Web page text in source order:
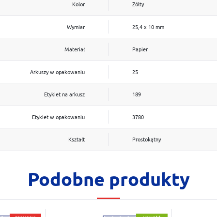
Kolor Żółty
Wymiar 25,4 x 10 mm
Materiał Papier
Arkuszy w opakowaniu 25
Etykiet na arkusz 189
Etykiet w opakowaniu 3780
Kształt Prostokątny
Podobne produkty